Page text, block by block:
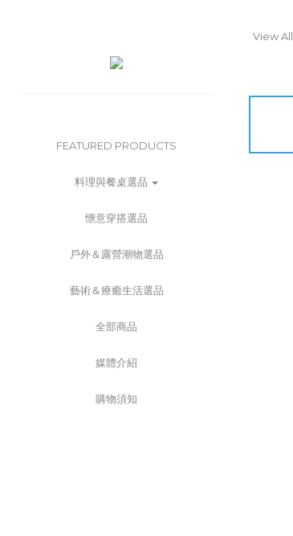
FEATURED PRODUCTS
料理與餐桌選品
愜意穿搭選品
戶外＆露營潮物選品
藝術＆療癒生活選品
全部商品
媒體介紹
購物須知
View All